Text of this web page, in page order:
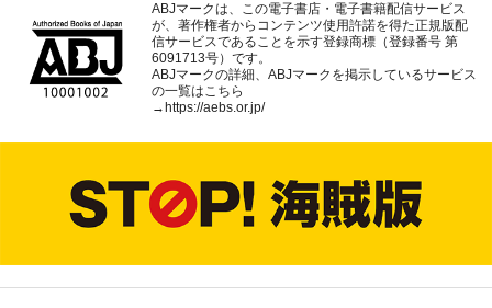
ABJマークは、この電子書店・電子書籍配信サービス
が、著作権者からコンテンツ使用許諾を得た正規版配
信サービスであることを示す登録商標（登録番号 第
6091713号）です。
ABJマークの詳細、ABJマークを掲示しているサービス
の一覧はこちら
→ https://aebs.or.jp/